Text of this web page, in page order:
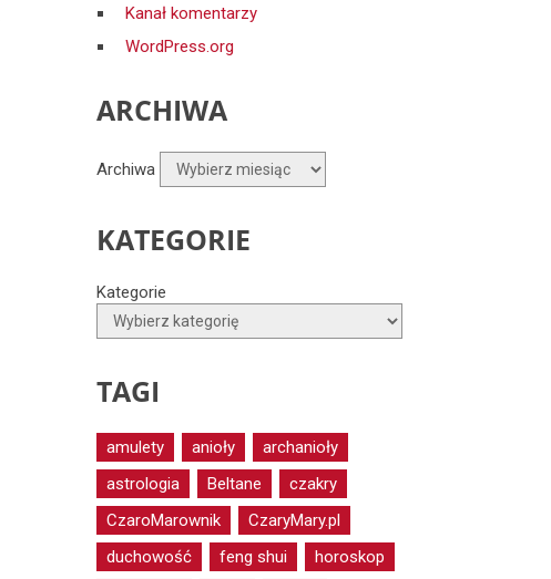
Kanał komentarzy
WordPress.org
ARCHIWA
Archiwa
KATEGORIE
Kategorie
TAGI
amulety anioły
archanioły
astrologia
Beltane
czakry
CzaroMarownik
CzaryMary.pl
duchowość
feng shui
horoskop